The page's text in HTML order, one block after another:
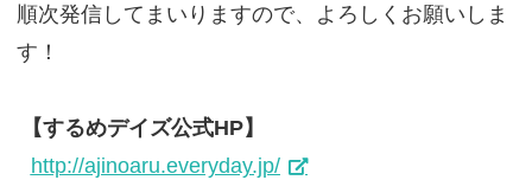
順次発信してまいりますので、よろしくお願いしま
す！
【するめデイズ公式HP】
http://ajinoaru.everyday.jp/